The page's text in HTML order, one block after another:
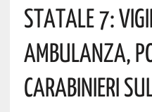
Statale 7:
Ambulanza,
Carabinieri